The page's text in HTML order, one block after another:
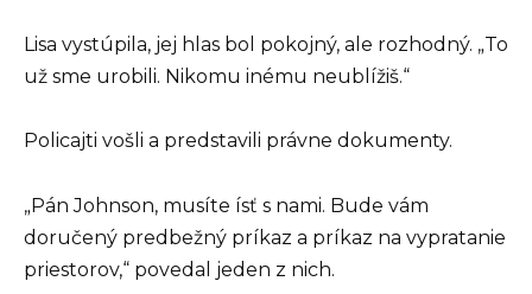
Lisa vystúpila, jej hlas bol pokojný, ale rozhodný. „To
už sme urobili. Nikomu inému neublížiš.“
Policajti vošli a predstavili právne dokumenty.
„Pán Johnson, musíte ísť s nami. Bude vám
doručený predbežný príkaz a príkaz na vypratanie
priestorov,“ povedal jeden z nich.